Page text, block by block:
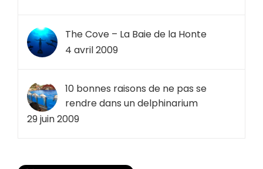
The Cove – La Baie de la Honte
4 avril 2009
10 bonnes raisons de ne pas se
rendre dans un delphinarium
29 juin 2009